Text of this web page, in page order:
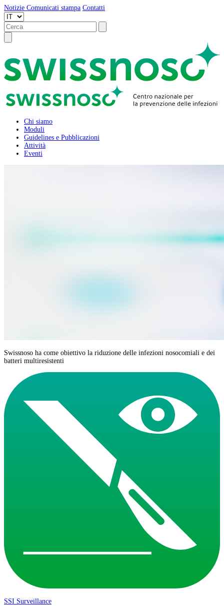
Notizie Comunicati stampa Contatti
Chi siamo
Moduli
Guidelines e Pubblicazioni
Attività
Eventi
Swissnoso ha come obiettivo la riduzione delle infezioni nosocomiali e dei
batteri multiresistenti
SSI Surveillance